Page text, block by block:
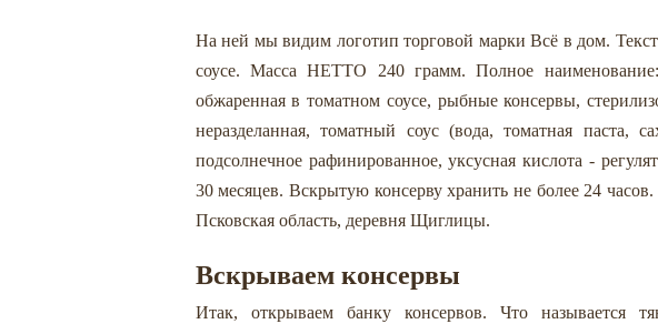
На ней мы видим логотип торговой марки Всё в дом.
соусе. Масса НЕТТО 240 грамм. Полное наименование:
обжаренная в томатном соусе, рыбные консервы,
неразделанная, томатный соус (вода, томатная паста,
подсолнечное рафинированное, уксусная кислота -
30 месяцев. Вскрытую консерву хранить не более 24
Псковская область, деревня Щиглицы.
Вскрываем консервы
Итак, открываем банку консервов. Что называется